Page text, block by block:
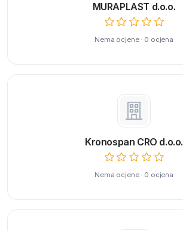
MURAPLAST d.o.o.
Nema ocjene · 0 ocjena
Kronospan CRO d.o.o.
Nema ocjene · 0 ocjena